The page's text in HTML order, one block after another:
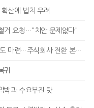
산에 법치 우려
거 요청…"치안 문제없다"
련…주식회사 전환 본격화
귀
박과 수요부진 탓